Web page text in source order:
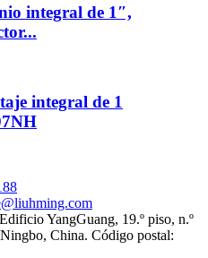
integral de 1″,
integral de 1
YangGuang, 19.º piso, n.º
China. Código postal: